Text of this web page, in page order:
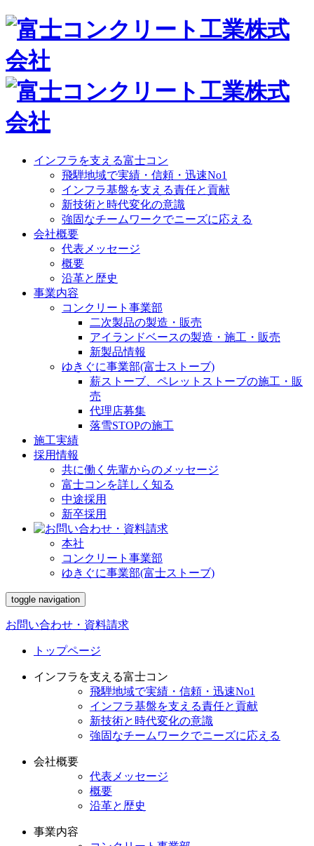
インフラを支える富士コン
飛騨地域で実績・信頼・迅速No1
インフラ基盤を支える責任と貢献
新技術と時代変化の意識
強固なチームワークでニーズに応える
会社概要
代表メッセージ
概要
沿革と歴史
事業内容
コンクリート事業部
二次製品の製造・販売
アイランドベースの製造・施工・販売
新製品情報
ゆきぐに事業部(富士ストーブ)
薪ストーブ、ペレットストーブの施工・販
売
代理店募集
落雪STOPの施工
施工実績
採用情報
共に働く先輩からのメッセージ
富士コンを詳しく知る
中途採用
新卒採用
本社
コンクリート事業部
ゆきぐに事業部(富士ストーブ)
toggle navigation
お問い合わせ・資料請求
トップページ
インフラを支える富士コン
飛騨地域で実績・信頼・迅速No1
インフラ基盤を支える責任と貢献
新技術と時代変化の意識
強固なチームワークでニーズに応える
会社概要
代表メッセージ
概要
沿革と歴史
事業内容